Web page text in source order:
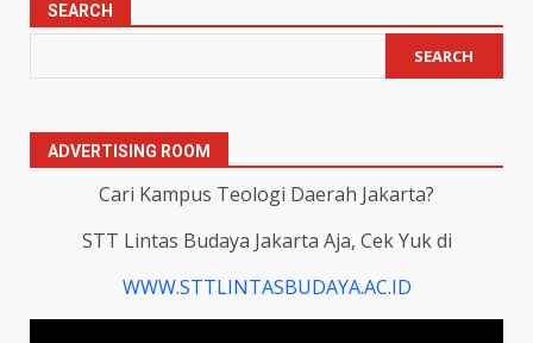
SEARCH
SEARCH
ADVERTISING ROOM
Cari Kampus Teologi Daerah Jakarta?
STT Lintas Budaya Jakarta Aja, Cek Yuk di
WWW.STTLINTASBUDAYA.AC.ID